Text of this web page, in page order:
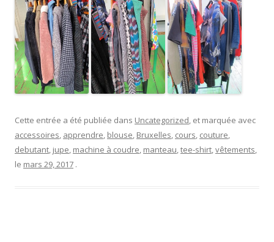
Cette entrée a été publiée dans Uncategorized, et marquée avec
accessoires, apprendre, blouse, Bruxelles, cours, couture,
debutant, jupe, machine à coudre, manteau,tee-shirt,vêtements,
le mars 29, 2017 .